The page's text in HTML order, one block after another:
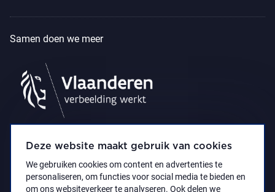
Deze website maakt gebruik van cookies
We gebruiken cookies om content en advertenties te
personaliseren, om functies voor social media te bieden en
om ons websiteverkeer te analyseren. Ook delen we
Samen doen we meer